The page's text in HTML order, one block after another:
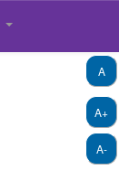
A+
A-
A